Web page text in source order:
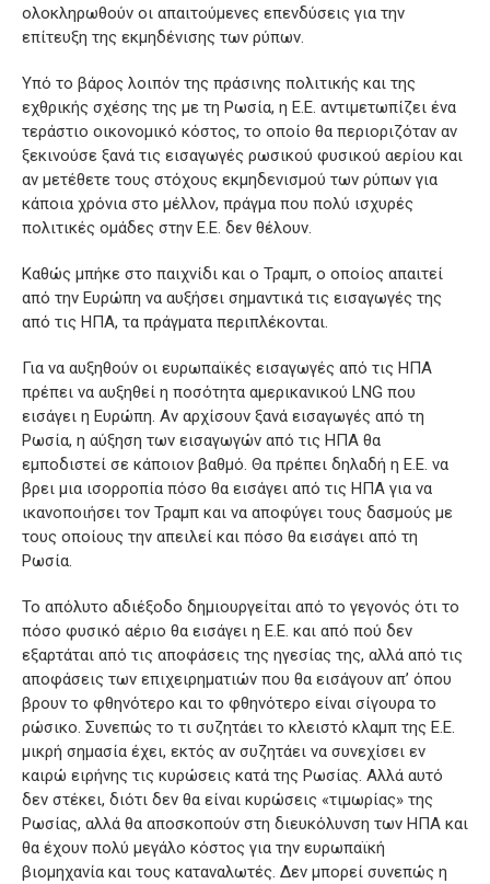
ολοκληρωθούν οι απαιτούμενες επενδύσεις για την
επίτευξη της εκμηδένισης των ρύπων.
Υπό το βάρος λοιπόν της πράσινης πολιτικής και της
εχθρικής σχέσης της με τη Ρωσία, η Ε.Ε. αντιμετωπίζει ένα
τεράστιο οικονομικό κόστος, το οποίο θα περιοριζόταν αν
ξεκινούσε ξανά τις εισαγωγές ρωσικού φυσικού αερίου και
αν μετέθετε τους στόχους εκμηδενισμού των ρύπων για
κάποια χρόνια στο μέλλον, πράγμα που πολύ ισχυρές
πολιτικές ομάδες στην Ε.Ε. δεν θέλουν.
Καθώς μπήκε στο παιχνίδι και ο Τραμπ, ο οποίος απαιτεί
από την Ευρώπη να αυξήσει σημαντικά τις εισαγωγές της
από τις ΗΠΑ, τα πράγματα περιπλέκονται.
Για να αυξηθούν οι ευρωπαϊκές εισαγωγές από τις ΗΠΑ
πρέπει να αυξηθεί η ποσότητα αμερικανικού LNG που
εισάγει η Ευρώπη. Αν αρχίσουν ξανά εισαγωγές από τη
Ρωσία, η αύξηση των εισαγωγών από τις ΗΠΑ θα
εμποδιστεί σε κάποιον βαθμό. Θα πρέπει δηλαδή η Ε.Ε. να
βρει μια ισορροπία πόσο θα εισάγει από τις ΗΠΑ για να
ικανοποιήσει τον Τραμπ και να αποφύγει τους δασμούς με
τους οποίους την απειλεί και πόσο θα εισάγει από τη
Ρωσία.
Το απόλυτο αδιέξοδο δημιουργείται από το γεγονός ότι το
πόσο φυσικό αέριο θα εισάγει η Ε.Ε. και από πού δεν
εξαρτάται από τις αποφάσεις της ηγεσίας της, αλλά από τις
αποφάσεις των επιχειρηματιών που θα εισάγουν απ’ όπου
βρουν το φθηνότερο και το φθηνότερο είναι σίγουρα το
ρώσικο. Συνεπώς το τι συζητάει το κλειστό κλαμπ της Ε.Ε.
μικρή σημασία έχει, εκτός αν συζητάει να συνεχίσει εν
καιρώ ειρήνης τις κυρώσεις κατά της Ρωσίας. Αλλά αυτό
δεν στέκει, διότι δεν θα είναι κυρώσεις «τιμωρίας» της
Ρωσίας, αλλά θα αποσκοπούν στη διευκόλυνση των ΗΠΑ και
θα έχουν πολύ μεγάλο κόστος για την ευρωπαϊκή
βιομηχανία και τους καταναλωτές. Δεν μπορεί συνεπώς η